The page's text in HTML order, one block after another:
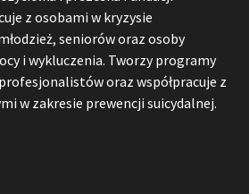
z osobami w kryzysie
seniorów oraz osoby
i wykluczenia. Tworzy programy
oraz współpracuje z
w zakresie prewencji suicydalnej.